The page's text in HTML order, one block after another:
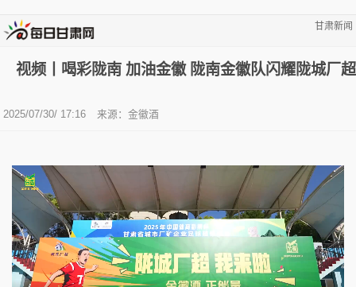
甘肃新闻
视频丨喝彩陇南 加油金徽 陇南金徽队闪耀陇城厂超
2025/07/30/ 17:16 来源：金徽酒